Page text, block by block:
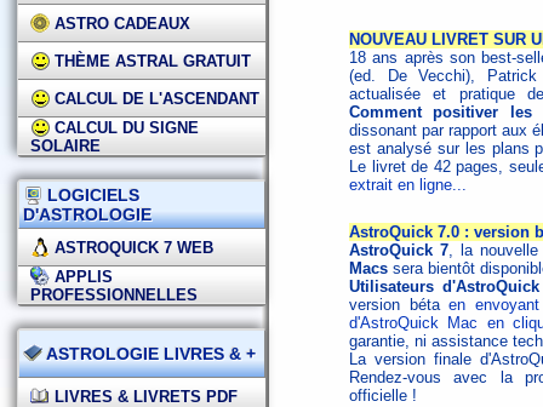
ASTRO CADEAUX
THÈME ASTRAL GRATUIT
CALCUL DE L'ASCENDANT
CALCUL DU SIGNE
SOLAIRE
LOGICIELS
D'ASTROLOGIE
ASTROQUICK 7 WEB
APPLIS
PROFESSIONNELLES
ASTROLOGIE LIVRES & +
LIVRES & LIVRETS PDF
NOUVEAU LIVRET SUR
18 ans après son best-
(ed. De Vecchi), Patrick
actualisée et pratique
Comment positiver les
dissonant par rapport aux
est analysé sur les plans
Le livret de 42 pages,
extrait en ligne...
AstroQuick 7.0 : version
AstroQuick 7, la
Macs sera bientôt
Utilisateurs d'AstroQuick
version bétaen
d'AstroQuick Mac en
garantie, ni assistance
La version finale
Rendez-vous avec la
officielle !